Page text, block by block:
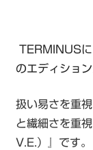
TERMINUSに
のエディション
扱い易さを重
と繊細さを重
V.E.）』です。